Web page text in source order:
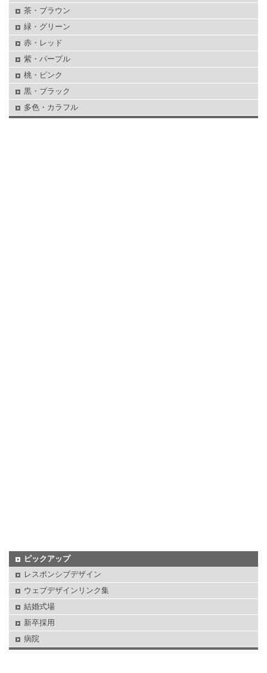
茶・ブラウン
緑・グリーン
赤・レッド
紫・パープル
桃・ピンク
黒・ブラック
多色・カラフル
ピックアップ
レスポンシブデザイン
ウェブデザインリンク集
結婚式場
新卒採用
病院